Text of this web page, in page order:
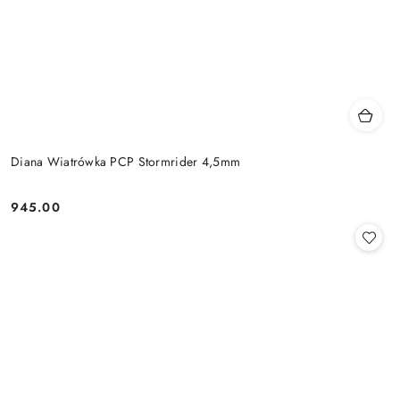
Diana Wiatrówka PCP Stormrider 4,5mm
Cena:
945.00